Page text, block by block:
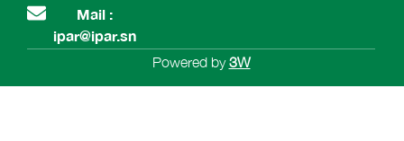
Mail :
ipar@ipar.sn
Powered by3W